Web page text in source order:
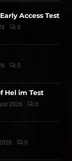
Access Test
0
0
Hel im Test
2026 0
0